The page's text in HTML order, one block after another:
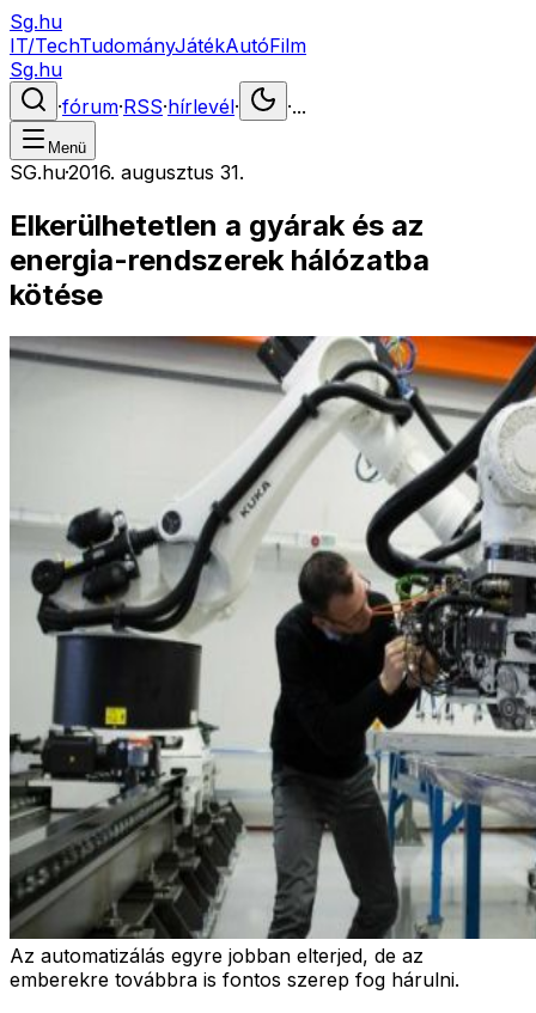
Sg.hu
IT/TechTudományJátékAutóFilm
Sg.hu
·fórum·RSS·hírlevél· ·...
Menü
SG.hu·2016. augusztus 31.
Elkerülhetetlen a gyárak és az
energia-rendszerek hálózatba
kötése
Az automatizálás egyre jobban elterjed, de az
emberekre továbbra is fontos szerep fog hárulni.